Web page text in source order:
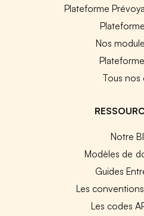
Plateforme
Nos
Tous nos
Notre
Modèles de
Guides
Les
Les codes